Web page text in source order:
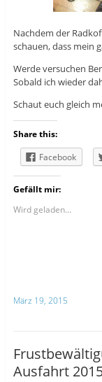
Nachdem der
schauen, dass mein
Werde versuchen
Sobald ich wieder
Schaut euch gleich
Share this:
Facebook
Gefällt mir:
Wird geladen...
März 19, 2015
Ausfahrt